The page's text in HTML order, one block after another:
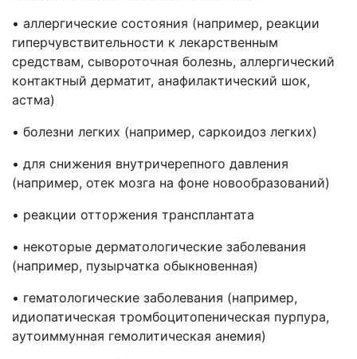
• аллергические состояния (например, реакции
гиперчувствительности к лекарственным
средствам, сывороточная болезнь, аллергический
контактный дерматит, анафилактический шок,
астма)
• болезни легких (например, саркоидоз легких)
• для снижения внутричерепного давления
(например, отек мозга на фоне новообразований)
• реакции отторжения трансплантата
• некоторые дерматологические заболевания
(например, пузырчатка обыкновенная)
• гематологические заболевания (например,
идиопатическая тромбоцитопеническая пурпура,
аутоиммунная гемолитическая анемия)